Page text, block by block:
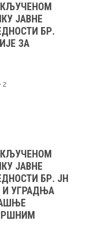
ЈАВНЕ
БР.
ЗА
2
ЈАВНЕ
БР. ЈН
И УГРАДЊА